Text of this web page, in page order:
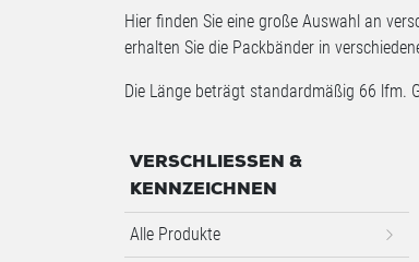
Hier finden Sie eine große Auswahl an
erhalten Sie die Packbänder in
Die Länge beträgt standardmäßig 66 lfm.
VERSCHLIESSEN & K
ENNZEICHNEN
Alle Produkte